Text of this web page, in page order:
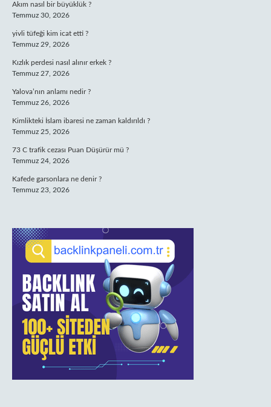
Akım nasıl bir büyüklük ?
Temmuz 30, 2026
yivli tüfeği kim icat etti ?
Temmuz 29, 2026
Kızlık perdesi nasıl alınır erkek ?
Temmuz 27, 2026
Yalova’nın anlamı nedir ?
Temmuz 26, 2026
Kimlikteki İslam ibaresi ne zaman kaldırıldı ?
Temmuz 25, 2026
73 C trafik cezası Puan Düşürür mü ?
Temmuz 24, 2026
Kafede garsonlara ne denir ?
Temmuz 23, 2026